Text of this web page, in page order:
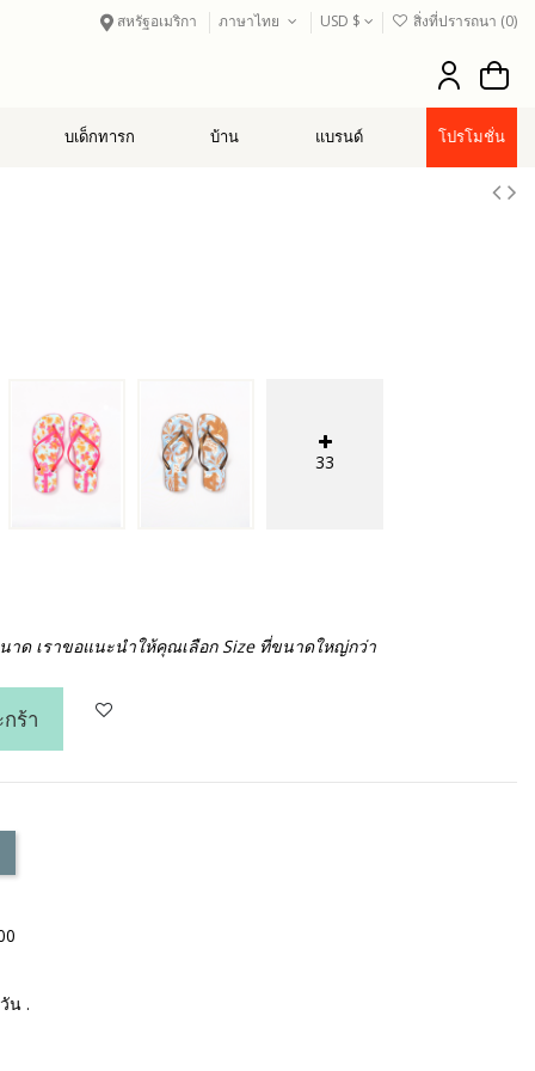
สหรัฐอเมริกา ภาษาไทย USD $ สิ่งที่ปรารถนา (0)
บเด็กทารก บ้าน แบรนด์ โปรโมชั่น
33
าด เราขอแนะนำให้คุณเลือก Size ที่ขนาดใหญ่กว่า
ร้า
น .